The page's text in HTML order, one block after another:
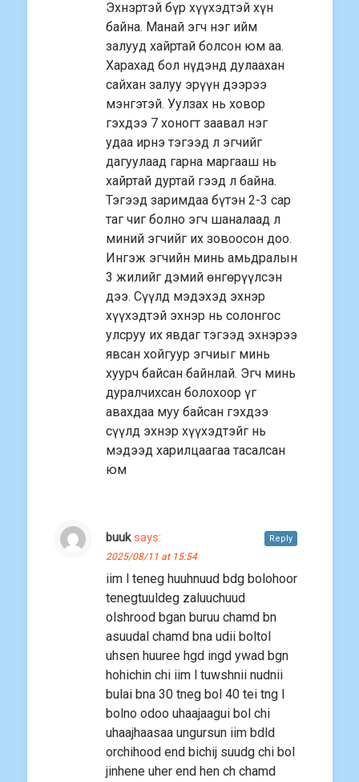
Эхнэртэй бүр хүүхэдтэй хүн
байна. Манай эгч нэг ийм
залууд хайртай болсон юм аа.
Харахад бол нүдэнд дулаахан
сайхан залуу эрүүн дээрээ
мэнгэтэй. Уулзах нь ховор
гэхдээ 7 хоногт заавал нэг
удаа ирнэ тэгээд л эгчийг
дагуулаад гарна маргааш нь
хайртай дуртай гээд л байна.
Тэгээд заримдаа бүтэн 2-3 сар
таг чиг болно эгч шаналаад л
миний эгчийг их зовоосон доо.
Ингэж эгчийн минь амьдралын
3 жилийг дэмий өнгөрүүлсэн
дээ. Сүүлд мэдэхэд эхнэр
хүүхэдтэй эхнэр нь солонгос
улсруу их явдаг тэгээд эхнэрээ
явсан хойгуур эгчиыг минь
хуурч байсан байнлай. Эгч минь
дуралчихсан болохоор үг
авахдаа муу байсан гэхдээ
сүүлд эхнэр хүүхэдтэйг нь
мэдээд харилцаагаа тасалсан
юм
buuk says:
2025/08/11 at 15:54
iim l teneg huuhnuud bdg bolohoor
tenegtuuldeg zaluuchuud
olshrood bgan buruu chamd bn
asuudal chamd bna udii boltol
uhsen huuree hgd ingd ywad bgn
hohichin chi iim l tuwshnii nudnii
bulai bna 30 tneg bol 40 tei tng l
bolno odoo uhaajaagui bol chi
uhaajhaasaa ungursun iim bdld
orchihood end bichij suudg chi bol
jinhene uher end hen ch chamd
Reply